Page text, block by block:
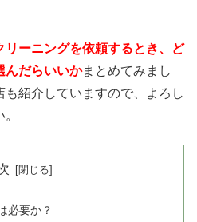
リーニングを依頼するとき、ど
んだらいいかまとめてみまし
紹介していますので、よろし
必要か？